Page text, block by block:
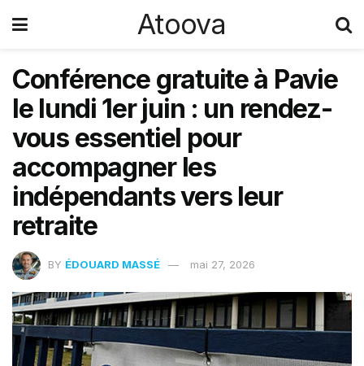
Atoova
Conférence gratuite à Pavie
le lundi 1er juin : un rendez-
vous essentiel pour
accompagner les
indépendants vers leur
retraite
BY ÉDOUARD MASSÉ mai 27, 2026